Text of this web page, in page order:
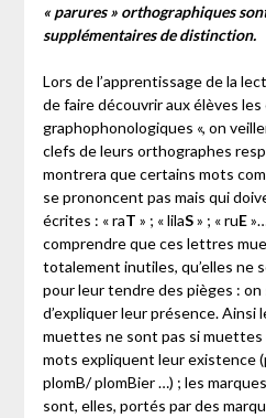
« parures » orthographiques
supplémentaires de distinction.
Lors de l’apprentissage de la
de faire découvrir aux élèves les
graphophonologiques «, on
clefs de leurs orthographes
montrera que certains mots
se prononcent pas mais qui
écrites : « raT » ; « lilaS» ; « ruE
comprendre que ces lettres
totalement inutiles, qu’elles ne
pour leur tendre des pièges :
d’expliquer leur présence. Ainsi
muettes ne sont pas si muettes
mots expliquent leur existence
plomB/ plomBier …) ; les
sont, elles, portés par des